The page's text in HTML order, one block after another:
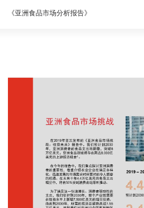
增长俱乐部
增长俱乐部 有赞商盟
商家社区 社群交流
合作共进
《亚洲食品市场分析报告》